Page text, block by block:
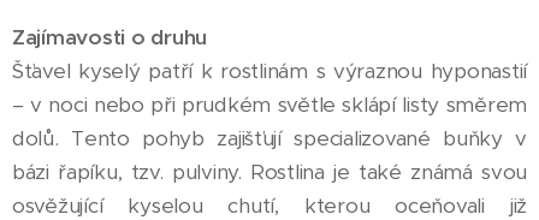
Zajímavosti o druhu
Šťavel kyselý patří k rostlinám s výraznou hyponastií
– v noci nebo při prudkém světle sklápí listy směrem
dolů. Tento pohyb zajišťují specializované buňky v
bázi řapíku, tzv. pulviny. Rostlina je také známá svou
osvěžující kyselou chutí, kterou oceňovali již